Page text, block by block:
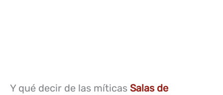
Y qué decir de las míticas Salas de